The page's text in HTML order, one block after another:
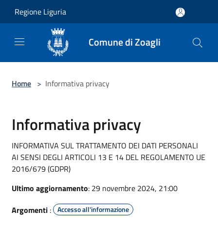
Regione Liguria
Comune di Zoagli
Home > Informativa privacy
Informativa privacy
INFORMATIVA SUL TRATTAMENTO DEI DATI PERSONALI
AI SENSI DEGLI ARTICOLI 13 E 14 DEL REGOLAMENTO UE
2016/679 (GDPR)
Ultimo aggiornamento: 29 novembre 2024, 21:00
Argomenti : Accesso all'informazione